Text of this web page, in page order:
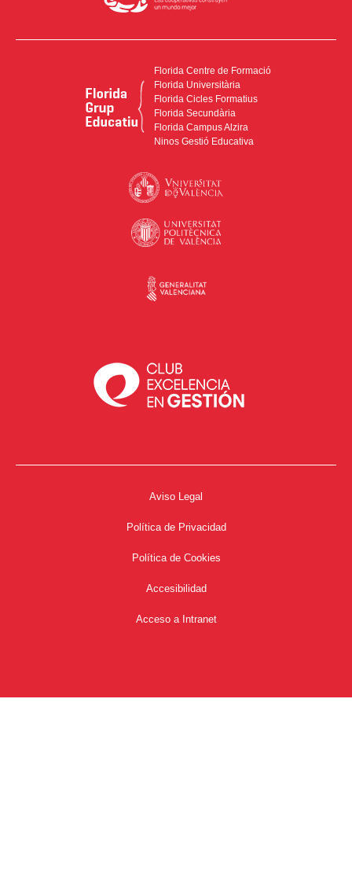
Florida Centre de Formació
Florida Universitària
Florida Cicles Formatius
Florida Secundària
Florida Campus Alzira
Ninos Gestió Educativa
Aviso Legal
Política de Privacidad
Política de Cookies
Accesibilidad
Acceso a Intranet